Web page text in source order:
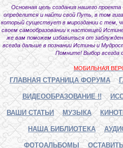
Основная цель создания нашего
определится и найти свой Путь, в том
который существует в мироздании с тем,
своем самообразовании к настоящей
же вам поможем избавиться от
всегда дальше в познании Истины и
Помните! Выбор всегда
МОБИЛЬНАЯ
ГЛАВНАЯ СТРАНИЦА ФОРУМА
ВИДЕООБРАЗОВАНИЕ !!
ВАШИ СТАТЬИ МУЗЫКА
НАША БИБЛИОТЕКА
ФОТОАЛЬБОМЫ